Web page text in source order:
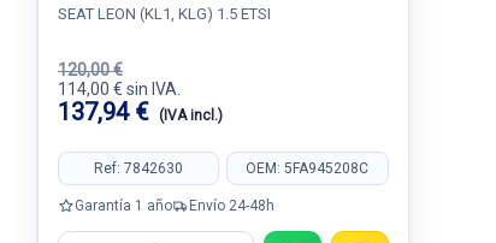
SEAT LEON (KL1, KLG) 1.5 ETSI
120,00 €
114,00 € sin IVA.
137,94 € (IVA incl.)
Ref: 7842630 OEM: 5FA945208C
Garantía 1 año Envío 24-48h